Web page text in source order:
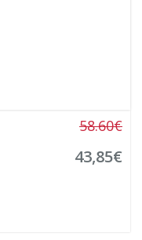
58.60€
43,85€